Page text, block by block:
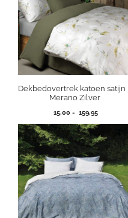
Dekbedovertrek katoen satijn
Merano Zilver
15,00 - 159,95Prijsklasse:
159,95